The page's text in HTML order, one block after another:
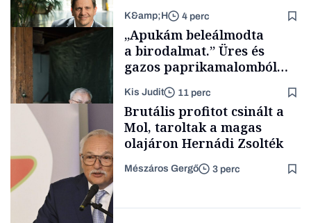
Makro
TÁMOGATÓI
TARTALOM
K&amp;H 4 perc
Családi
vállalkozások
„Apukám beleálmodta
a birodalmat.” Üres és
gazos paprikamalomból
lett az igazi családi
fűszersztori
Kis Judit 11 perc
Brutális profitot csinált a
Mol, taroltak a magas
olajáron Hernádi Zsolték
Mészáros Gergő 3 perc